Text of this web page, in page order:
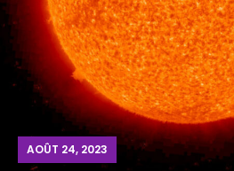
AOÛT 24, 2023